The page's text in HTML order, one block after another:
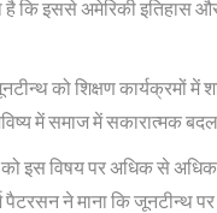
है कि इससे अमेरिकी इतिहास
को शिक्षण कार्यक्रमों
में समाज में सकारात्मक
इस विषय पर अधिक से
ने माना कि जूनटीन्थ पर